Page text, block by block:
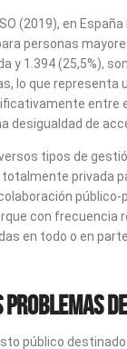
(2019), en
personas
y 1.394 (25,5%),
lo que representa
entre
desigualdad de
tipos de
privada
público-
con frecuencia
en todo o en
problemas
público destinado